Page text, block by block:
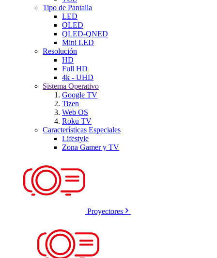
Tipo de Pantalla
LED
OLED
QLED-QNED
Mini LED
Resolución
HD
Full HD
4k - UHD
Sistema Operativo
Google TV
Tizen
Web OS
Roku TV
Características Especiales
Lifestyle
Zona Gamer y TV
Proyectores